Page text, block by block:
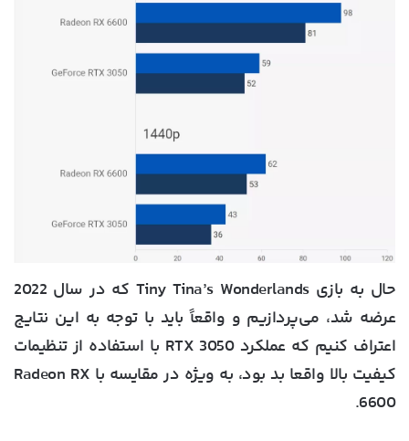
حال به بازی Tiny Tina’s Wonderlands که در سال 2022
عرضه شد، می‌پردازیم و واقعاً باید با توجه به این نتایج
اعتراف کنیم که عملکرد RTX 3050 با استفاده از تنظیمات
کیفیت بالا واقعا بد بود، به ویژه در مقایسه با Radeon RX
6600.